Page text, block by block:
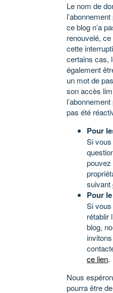
Le nom de
ce blog n’a
renouvelé,
cette
certains cas,
également
un mot de
son accès
pas été
Pour
Si
pouvez
suivant
Pour
Si
rétablir
blog,
ce lien.
Nous
pourra être